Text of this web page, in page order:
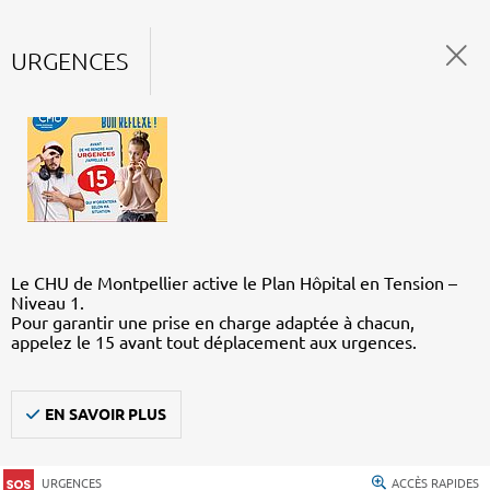
URGENCES
Le CHU de Montpellier active le Plan Hôpital en Tension –
Niveau 1.
Pour garantir une prise en charge adaptée à chacun,
appelez le 15 avant tout déplacement aux urgences.
EN SAVOIR PLUS
URGENCES ACCÈS RAPIDES